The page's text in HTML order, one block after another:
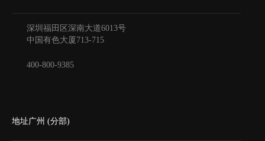
深圳福田区深南大道6013号
中国有色大厦 713-715
400-800-9385
地址广州 (分部)